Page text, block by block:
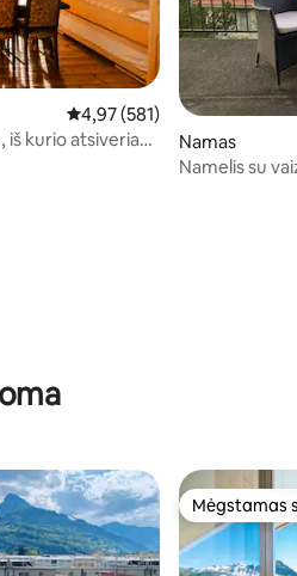
228
Vidutinis įvertinimas: 4,97 iš
4,97 (581)
iš kurio atsiveria
Namas
Namelis su
Mėgstamas
Mėgstamas